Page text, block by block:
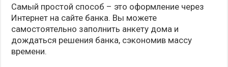
Самый простой способ – это оформление через
Интернет на сайте банка. Вы можете
самостоятельно заполнить анкету дома и
дождаться решения банка, сэкономив массу
времени.